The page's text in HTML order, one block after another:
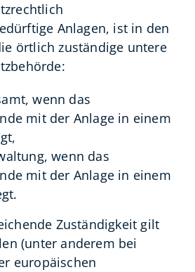
Anlagen, ist in den
örtlich zuständige untere
wenn das
mit der Anlage in einem
wenn das
mit der Anlage in einem
Zuständigkeit gilt
(unter anderem bei
europäischen